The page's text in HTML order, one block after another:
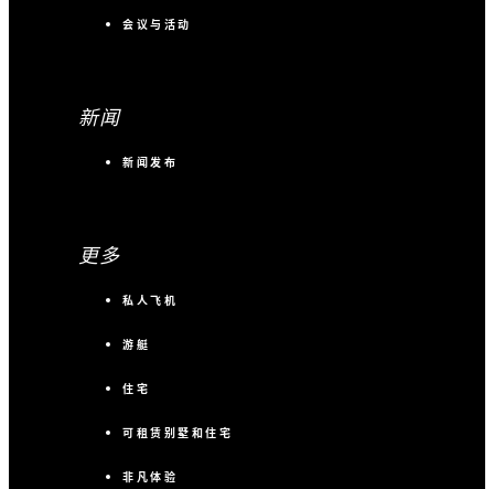
会议与活动
新闻
新闻发布
更多
私人飞机
游艇
住宅
可租赁别墅和住宅
非凡体验